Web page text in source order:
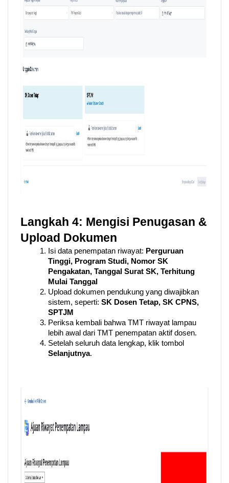
Langkah 4: Mengisi Penugasan &
Upload Dokumen
Isi data penempatan riwayat: Perguruan
Tinggi, Program Studi, Nomor SK
Pengakatan, Tanggal Surat SK, Terhitung
Mulai Tanggal
Upload dokumen pendukung yang diwajibkan
sistem, seperti: SK Dosen Tetap, SK CPNS,
SPTJM
Periksa kembali bahwa TMT riwayat lampau
lebih awal dari TMT penempatan aktif dosen.
Selanjutnya.